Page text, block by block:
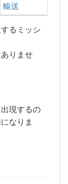
輸送
るミッシ
りませ
現するの
なりま